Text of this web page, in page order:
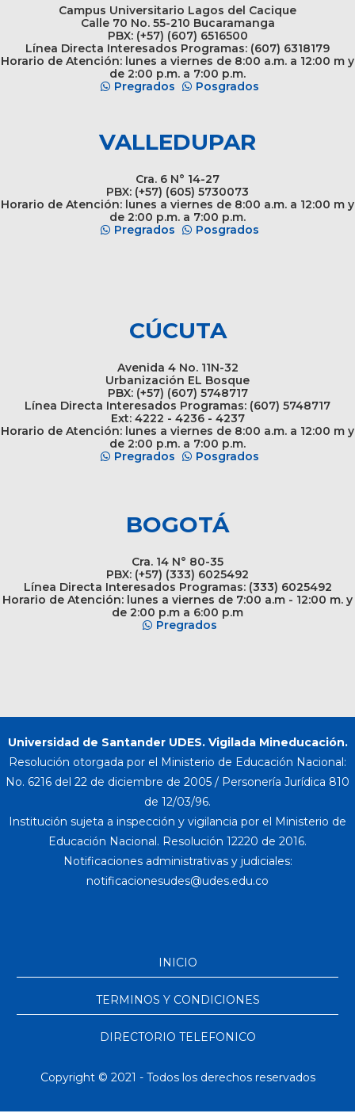
Campus Universitario Lagos del Cacique
Calle 70 No. 55-210 Bucaramanga
PBX: (+57) (607) 6516500
Línea Directa Interesados Programas: (607) 6318179
Horario de Atención: lunes a viernes de 8:00 a.m. a 12:00 m y
de 2:00 p.m. a 7:00 p.m.
Pregrados
Posgrados
VALLEDUPAR
Cra. 6 N° 14-27
PBX: (+57) (605) 5730073
Horario de Atención: lunes a viernes de 8:00 a.m. a 12:00 m y
de 2:00 p.m. a 7:00 p.m.
Pregrados
Posgrados
CÚCUTA
Avenida 4 No. 11N-32
Urbanización EL Bosque
PBX: (+57) (607) 5748717
Línea Directa Interesados Programas: (607) 5748717
Ext: 4222 - 4236 - 4237
Horario de Atención: lunes a viernes de 8:00 a.m. a 12:00 m y
de 2:00 p.m. a 7:00 p.m.
Pregrados
Posgrados
BOGOTÁ
Cra. 14 N° 80-35
PBX: (+57) (333) 6025492
Línea Directa Interesados Programas: (333) 6025492
Horario de Atención: lunes a viernes de 7:00 a.m - 12:00 m. y
de 2:00 p.m a 6:00 p.m
Pregrados
Universidad de Santander UDES. Vigilada Mineducación.
Resolución otorgada por el Ministerio de Educación Nacional:
No. 6216 del 22 de diciembre de 2005 / Personería Jurídica 810
de 12/03/96.
Institución sujeta a inspección y vigilancia por el Ministerio de
Educación Nacional. Resolución 12220 de 2016.
Notificaciones administrativas y judiciales:
INICIO
TERMINOS Y CONDICIONES
DIRECTORIO TELEFONICO
Copyright © 2021 - Todos los derechos reservados